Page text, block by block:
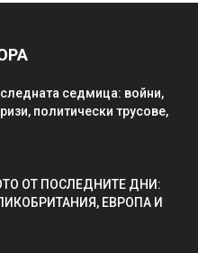
седмица: войни,
политически трусове,
ОТ ПОСЛЕДНИТЕ ДНИ:
ЕВРОПА И